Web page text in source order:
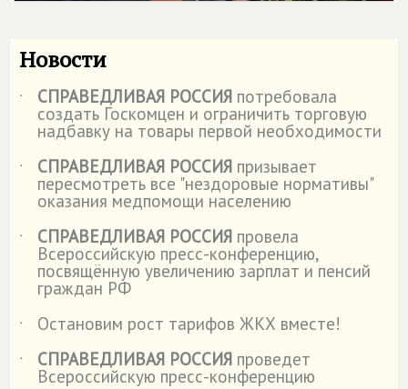
Новости
˙ СПРАВЕДЛИВАЯ РОССИЯ потребовала
создать Госкомцен и ограничить торговую
надбавку на товары первой необходимости
˙
СПРАВЕДЛИВАЯ РОССИЯ призывает
пересмотреть все "нездоровые нормативы"
оказания медпомощи населению
˙
СПРАВЕДЛИВАЯ РОССИЯ провела
Всероссийскую пресс-конференцию,
посвящённую увеличению зарплат и пенсий
граждан РФ
˙
Остановим рост тарифов ЖКХ вместе!
˙
СПРАВЕДЛИВАЯ РОССИЯ проведет
Всероссийскую пресс-конференцию